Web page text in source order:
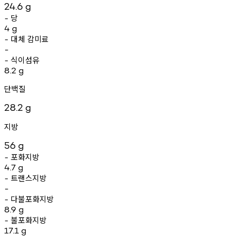
24.6 g
- 당
4 g
- 대체 감미료
-
- 식이섬유
8.2 g
단백질
28.2 g
지방
56 g
- 포화지방
4.7 g
- 트랜스지방
-
- 다불포화지방
8.9 g
- 불포화지방
17.1 g